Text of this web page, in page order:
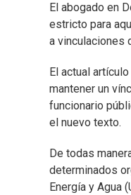
El abogado en
estricto para
a vinculaciones
El actual
mantener un
funcionario
el nuevo texto.
De todas
determinados
Energía y Agua